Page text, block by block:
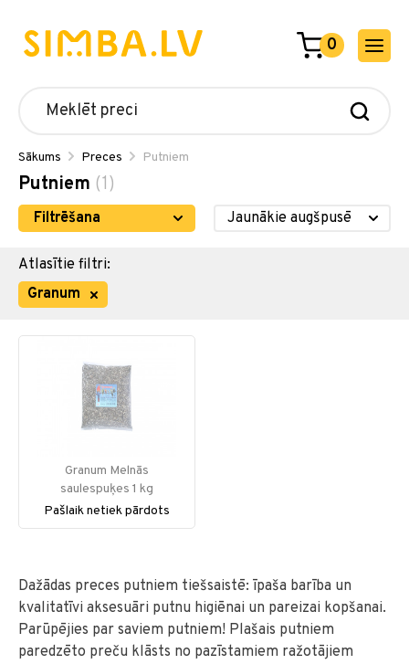
0
Sākums Preces Putniem
Putniem (1)
Filtrēšana
Atlasītie filtri:
Granum
Granum Melnās
saulespuķes 1 kg
Pašlaik netiek pārdots
Dažādas preces putniem tiešsaistē: īpaša barība un
kvalitatīvi aksesuāri putnu higiēnai un pareizai kopšanai.
Parūpējies par saviem putniem! Plašais putniem
paredzēto preču klāsts no pazīstamiem ražotājiem